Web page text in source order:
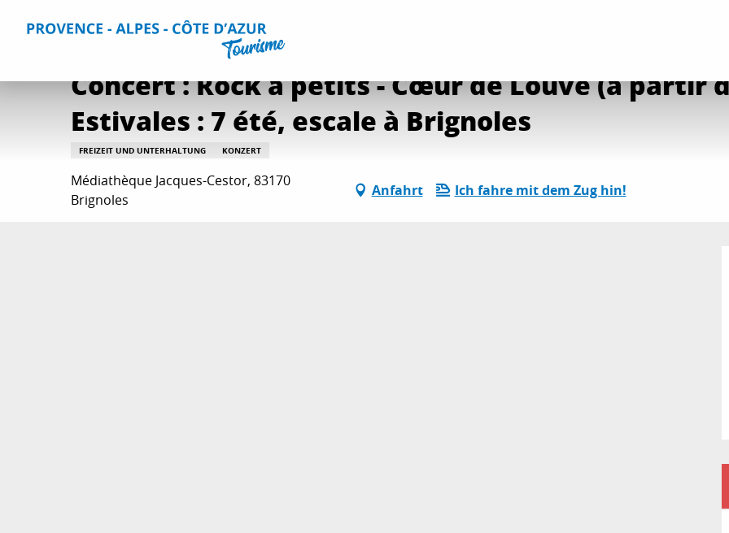
Home Aktivitäten Ausgehtipps und Veranstaltungskalender
Concert : Rock à petits - Cœur de Louve (à partir
Estivales : 7 été, escale à Brignoles
FREIZEIT UND UNTERHALTUNG KONZERT
Médiathèque Jacques-Cestor, 83170
Brignoles
Anfahrt Ich fahre mit dem Zug hin!